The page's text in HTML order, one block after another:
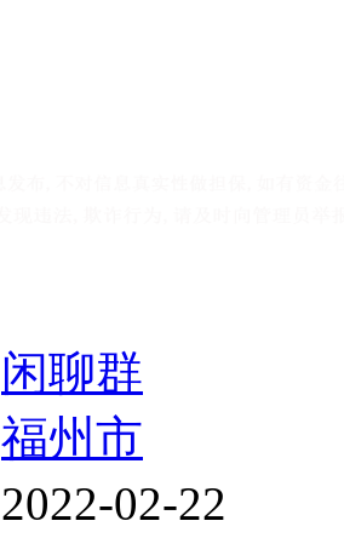
闲聊群
福州市
2022-02-22